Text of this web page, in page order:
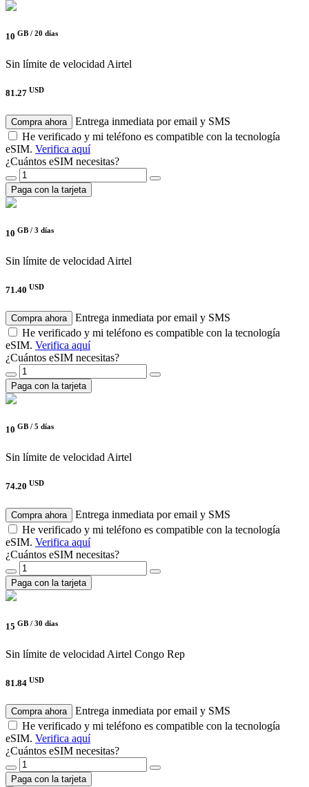
10 GB / 20 días
Sin límite de velocidad Airtel
81.27 USD
Compra ahora
Entrega inmediata por email y SMS
He verificado y mi teléfono es compatible con la tecnología
eSIM. Verifica aquí
¿Cuántos eSIM necesitas?
Paga con la tarjeta
10 GB / 3 días
Sin límite de velocidad Airtel
71.40 USD
Compra ahora
Entrega inmediata por email y SMS
He verificado y mi teléfono es compatible con la tecnología
eSIM. Verifica aquí
¿Cuántos eSIM necesitas?
Paga con la tarjeta
10 GB / 5 días
Sin límite de velocidad Airtel
74.20 USD
Compra ahora
Entrega inmediata por email y SMS
He verificado y mi teléfono es compatible con la tecnología
eSIM. Verifica aquí
¿Cuántos eSIM necesitas?
Paga con la tarjeta
15 GB / 30 días
Sin límite de velocidad Airtel Congo Rep
81.84 USD
Compra ahora
Entrega inmediata por email y SMS
He verificado y mi teléfono es compatible con la tecnología
eSIM. Verifica aquí
¿Cuántos eSIM necesitas?
Paga con la tarjeta